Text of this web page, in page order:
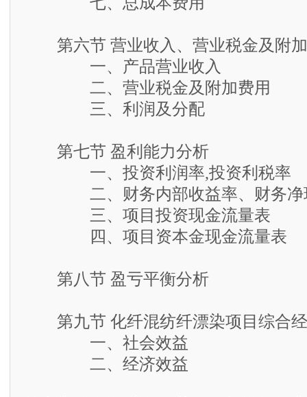
第六节 营业收入、营业税金及附加
一、产品营业收入
二、营业税金及附加费用
三、利润及分配
第七节 盈利能力分析
一、投资利润率,投资利税率
二、财务内部收益率、财务净现
三、项目投资现金流量表
四、项目资本金现金流量表
第八节 盈亏平衡分析
第九节 化纤混纺纤漂染项目综合
一、社会效益
二、经济效益